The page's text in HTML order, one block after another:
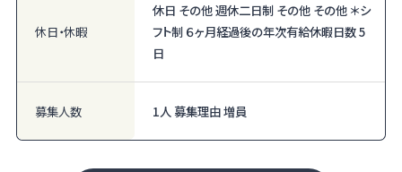
休日・休暇
休日 その他 週休二日制 その他 その他 ＊シ
フト制 ６ヶ月経過後の年次有給休暇日数 5
日
募集人数 1人 募集理由 増員